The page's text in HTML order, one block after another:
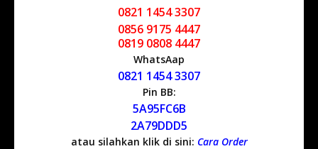
0821 1454 3307
0856 9175 4447
0819 0808 4447
WhatsAap
0821 1454 3307
Pin BB:
5A95FC6B
2A79DDD5
atau silahkan klik di sini: Cara Order